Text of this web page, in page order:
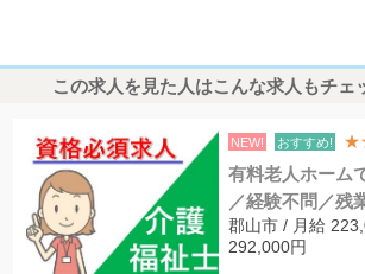
この求人を見た人はこんな求人もチェ
NEW! おすすめ!
有料老人ホーム
／経験不問／残
郡山市 / 月給
292,000円